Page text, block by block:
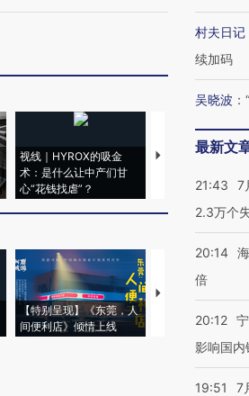
视线｜HYROX的吸金
术：是什么让中产们甘
心“花钱找虐”？
马航飞行员跨国走
【特别呈现】《东莞，人
间便利店》倾情上线
【推广】走进第四
村夫日记
续加码
吴晓波 ：
最新文
21:43
7
2.3万个
20:14
倍
20:12
影响国内
19:51
7